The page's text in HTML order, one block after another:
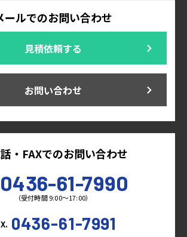
ールでのお問い合わせ
見積依頼する
お問い合わせ
・FAXでのお問い合わせ
0436-61-7990
（受付時間 9:00～17:00）
0436-61-7991